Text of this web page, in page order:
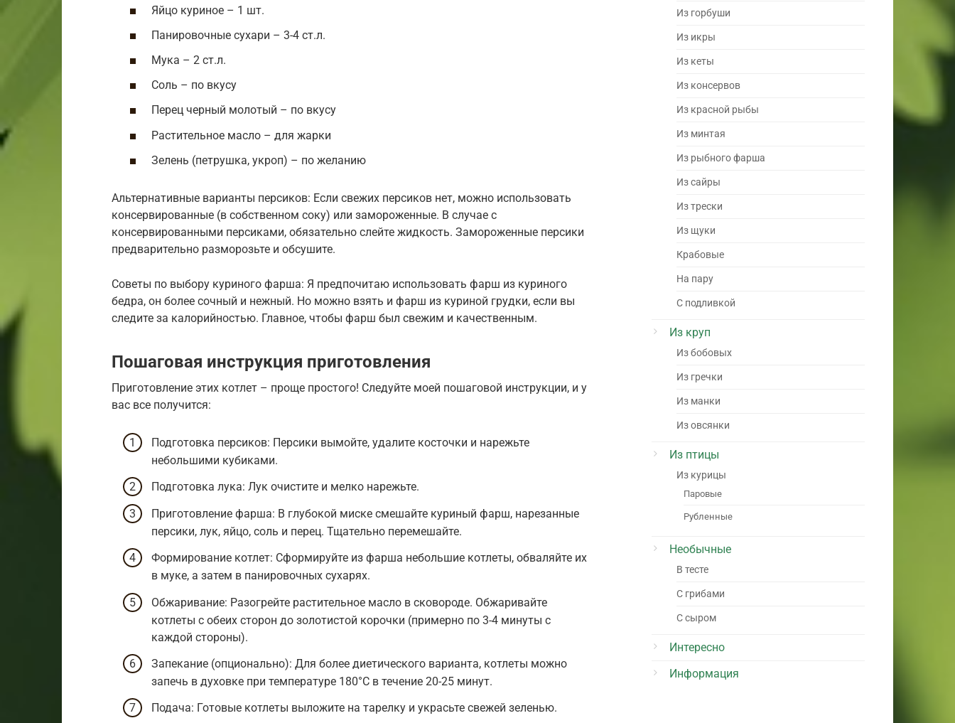
Яйцо куриное – 1 шт.
Панировочные сухари – 3-4 ст.л.
Мука – 2 ст.л.
Соль – по вкусу
Перец черный молотый – по вкусу
Растительное масло – для жарки
Зелень (петрушка, укроп) – по желанию
Альтернативные варианты персиков: Если свежих персиков нет, можно использовать
консервированные (в собственном соку) или замороженные. В случае с
консервированными персиками, обязательно слейте жидкость. Замороженные персики
предварительно разморозьте и обсушите.
Советы по выбору куриного фарша: Я предпочитаю использовать фарш из куриного
бедра, он более сочный и нежный. Но можно взять и фарш из куриной грудки, если вы
следите за калорийностью. Главное, чтобы фарш был свежим и качественным.
Пошаговая инструкция приготовления
Приготовление этих котлет – проще простого! Следуйте моей пошаговой инструкции, и у
вас все получится:
Подготовка персиков: Персики вымойте, удалите косточки и нарежьте
небольшими кубиками.
Подготовка лука: Лук очистите и мелко нарежьте.
Приготовление фарша: В глубокой миске смешайте куриный фарш, нарезанные
персики, лук, яйцо, соль и перец. Тщательно перемешайте.
Формирование котлет: Сформируйте из фарша небольшие котлеты, обваляйте их
в муке, а затем в панировочных сухарях.
Обжаривание: Разогрейте растительное масло в сковороде. Обжаривайте
котлеты с обеих сторон до золотистой корочки (примерно по 3-4 минуты с
каждой стороны).
Запекание (опционально): Для более диетического варианта, котлеты можно
запечь в духовке при температуре 180°C в течение 20-25 минут.
Подача: Готовые котлеты выложите на тарелку и украсьте свежей зеленью.
Из горбуши
Из икры
Из кеты
Из консервов
Из красной рыбы
Из минтая
Из рыбного фарша
Из сайры
Из трески
Из щуки
Крабовые
На пару
С подливкой
Из круп
Из бобовых
Из гречки
Из манки
Из овсянки
Из птицы
Из курицы
Паровые
Рубленные
Необычные
В тесте
С грибами
С сыром
Интересно
Информация